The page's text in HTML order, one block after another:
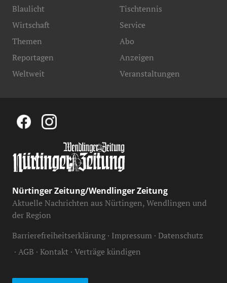
Blaulicht
Tischtennis
Wirtschaft
Themen
Reportagen
Weltweit
Service
Abo
Anzeigen
Veranstaltungen
Nürtinger Zeitung/Wendlinger Zeitung
Aktuelle Nachrichten aus Nürtingen, Wendlingen und
der Region
Barrierefreiheitserklärung Impressum Datenschutz
AGB Kontakt Verträge kündigen